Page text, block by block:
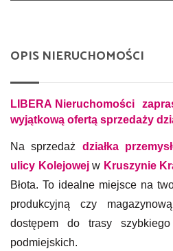
OPIS NIERUCHOMOŚCI
LIBERA Nieruchomości
wyjątkową ofertą sprzedaży
Na sprzedaż działka
ulicy Kolejowejw Kruszynie
Błota. To idealne miejsce na
produkcyjną czy
dostępem do trasy
podmiejskich.